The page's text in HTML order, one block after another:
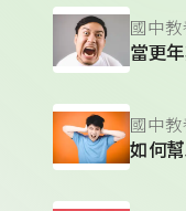
國中
當更
國中
如何